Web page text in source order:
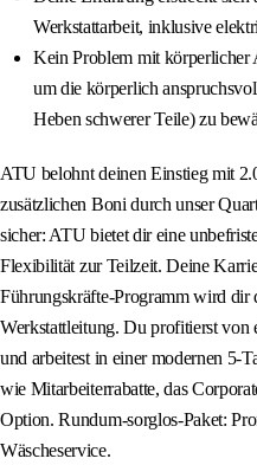
Werkstattarbeit, inklusive
Kein Problem mit körperlicher
um die körperlich
Heben schwerer Teile) zu
ATU belohnt deinen Einstieg mit
zusätzlichen Boni durch unser
sicher: ATU bietet dir eine
Flexibilität zur Teilzeit. Deine
Führungskräfte-Programm wird dir
Werkstattleitung. Du profitierst von
und arbeitest in einer modernen 5-
wie Mitarbeiterrabatte, das
Option. Rundum-sorglos-Paket:
Wäscheservice.